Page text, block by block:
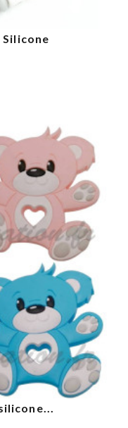
Silicone